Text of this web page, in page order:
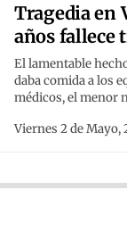
Tragedia en
años fallece
El lamentable
daba comida a los
médicos, el menor
Viernes 2 de Mayo,